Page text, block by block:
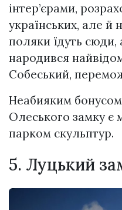
інтер’єрами,
українських, але й
поляки їдуть сюди,
народився
Собеський,
Неабияким бонусом
Олеського замку є
парком скульптур.
5. Луцький